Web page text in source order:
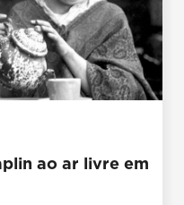
ao ar livre em